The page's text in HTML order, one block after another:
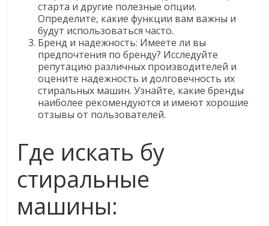
старта и другие полезные опции.
Определите, какие функции вам важны и
будут использоваться часто.
Бренд и надежность: Имеете ли вы
предпочтения по бренду? Исследуйте
репутацию различных производителей и
оцените надежность и долговечность их
стиральных машин. Узнайте, какие бренды
наиболее рекомендуются и имеют хорошие
отзывы от пользователей.
Где искать бу
стиральные
машины: